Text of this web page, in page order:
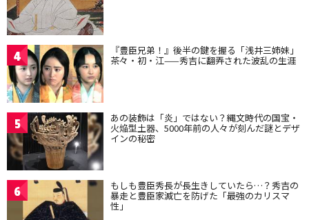
4 『豊臣兄弟！』後半の鍵を握る「浅井三姉妹」
茶々・初・江——秀吉に翻弄された波乱の生涯
5 あの装飾は「炎」ではない？縄文時代の国宝・
火焔型土器、5000年前の人々が刻んだ謎とデザ
インの秘密
6 もしも豊臣秀長が長生きしていたら…？秀吉の
暴走と豊臣家滅亡を防げた「最強のカリスマ
性」